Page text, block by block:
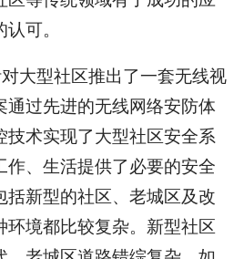
可。
大型社区推出了一套无线视
过先进的无线网络安防体
技术实现了大型社区安全系
、生活提供了必要的安全
新型的社区、老城区及改
境都比较复杂。新型社区